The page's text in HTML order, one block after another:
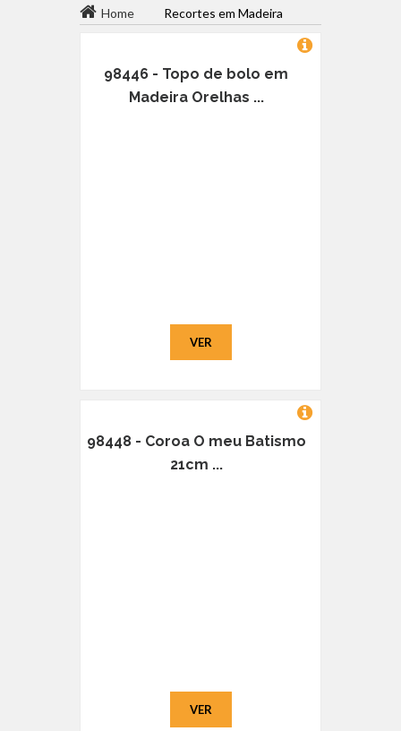
Home Recortes em Madeira
98446 - Topo de bolo em
Madeira Orelhas ...
VER
98448 - Coroa O meu Batismo
21cm ...
VER